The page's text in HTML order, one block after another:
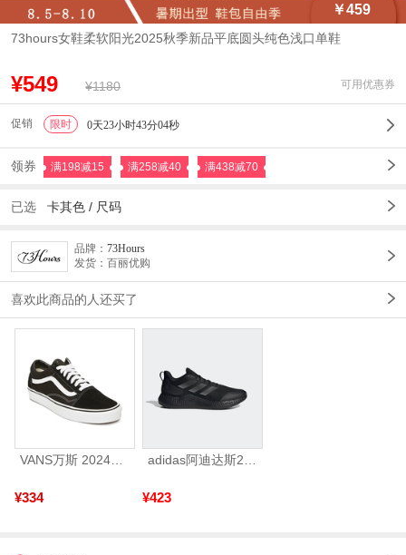
￥459
73hours女鞋柔软阳光2025秋季新品平底圆头纯色浅口单鞋
¥549 ¥1180 可用优惠券
促销 限时 0天23小时43分03秒
领券 满198减15 满258减40 满438减70
已选 卡其色 / 尺码
品牌： 73Hours
发货：百丽优购
喜欢此商品的人还买了
VANS万斯 2024年新款中性OldSkool帆布鞋/硫化鞋VN000D3HY28（延续款）
¥334
adidas阿迪达斯2025中性edge gamedaySPW FTW-跑步GW2499
¥423